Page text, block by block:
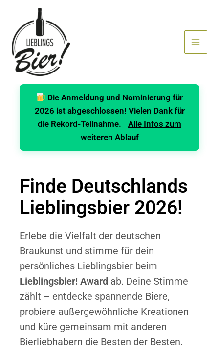
springen
Die Anmeldung und Nominierung für
2026 ist abgeschlossen! Vielen Dank für
die Rekord-Teilnahme.
Alle Infos zum
weiteren Ablauf
Finde Deutschlands
Lieblingsbier 2026!
Erlebe die Vielfalt der deutschen
Braukunst und stimme für dein
persönliches Lieblingsbier beim
Lieblingsbier! Award ab. Deine Stimme
zählt – entdecke spannende Biere,
probiere außergewöhnliche Kreationen
und küre gemeinsam mit anderen
Bierliebhabern die Besten der Besten.